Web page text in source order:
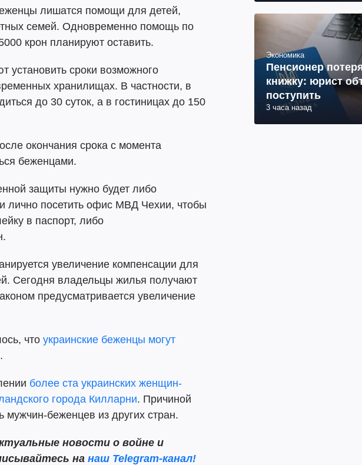
лишатся помощи для детей,
семей. Одновременно помощь по
крон планируют оставить.
установить сроки возможного
хранилищах. В частности, в
до 30 суток, а в гостиницах до 150
окончания срока с момента
беженцами.
защиты нужно будет либо
и лично посетить офис МВД Чехии, чтобы
в паспорт, либо
увеличение компенсации для
Сегодня владельцы жилья получают
предусматривается увеличение
что украинские беженцы могут
более ста украинских женщин-
города Килларни. Причиной
мужчин-беженцев из других стран.
новости о войне и
на наш Telegram-канал!
Экономика
Пенсионер
книжку: юрист
поступить
3 часа назад